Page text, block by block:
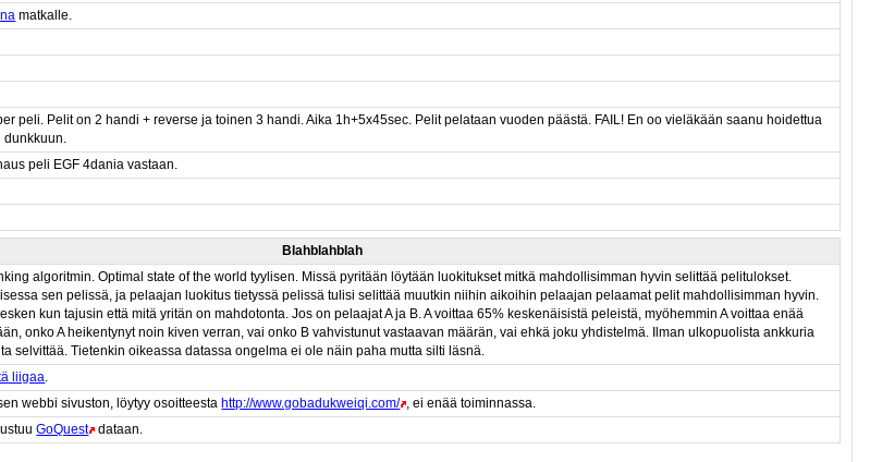
matkalle.
peli. Pelit on 2 handi + reverse ja toinen 3 handi. Aika 1h+5x45sec. Pelit pelataan vuoden päästä. FAIL! En oo vieläkään saanu hoidettua
dunkkuun.
peli EGF 4dania vastaan.
Blahblahblah
algoritmin. Optimal state of the world tyylisen. Missä pyritään löytään luokitukset mitkä mahdollisimman hyvin selittää pelitulokset.
sen pelissä, ja pelaajan luokitus tietyssä pelissä tulisi selittää muutkin niihin aikoihin pelaajan pelaamat pelit mahdollisimman hyvin.
kun tajusin että mitä yritän on mahdotonta. Jos on pelaajat A ja B. A voittaa 65% keskenäisistä peleistä, myöhemmin A voittaa enää
onko A heikentynyt noin kiven verran, vai onko B vahvistunut vastaavan määrän, vai ehkä joku yhdistelmä. Ilman ulkopuolista ankkuria
selvittää. Tietenkin oikeassa datassa ongelma ei ole näin paha mutta silti läsnä.
liigaa.
webbi sivuston, löytyy osoitteesta http://www.gobadukweiqi.com/ , ei enää toiminnassa.
GoQuest dataan.